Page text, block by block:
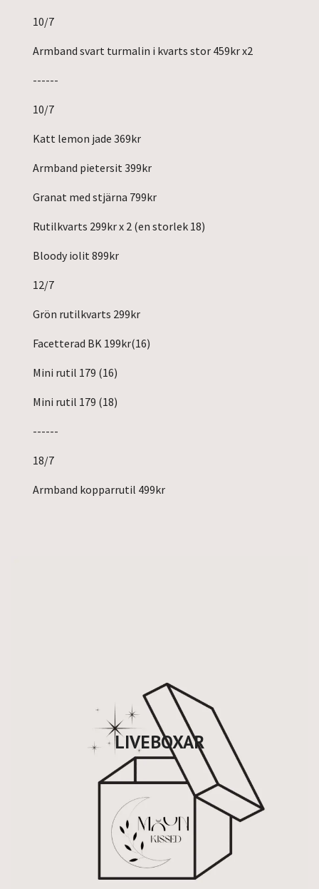
LIVEBOXAR
10/7
Armband svart turmalin i kvarts stor 459kr x2
------
10/7
Katt lemon jade 369kr
Armband pietersit 399kr
Granat med stjärna 799kr
Rutilkvarts 299kr x 2 (en storlek 18)
Bloody iolit 899kr
12/7
Grön rutilkvarts 299kr
Facetterad BK 199kr(16)
Mini rutil 179 (16)
Mini rutil 179 (18)
------
18/7
Armband kopparrutil 499kr